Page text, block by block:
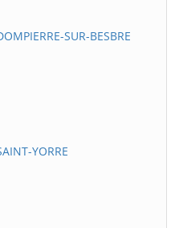
SUR-BESBRE
YORRE